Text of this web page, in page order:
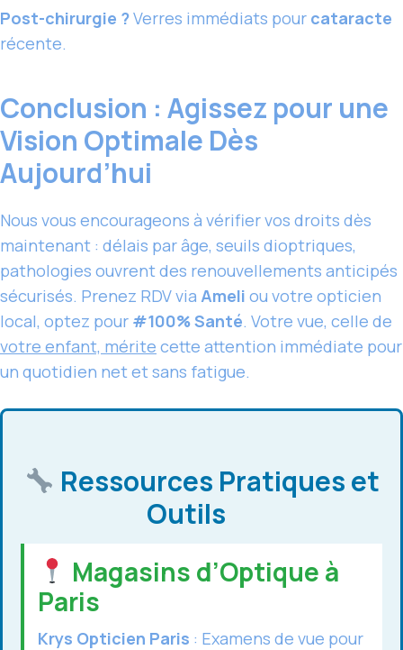
Post-chirurgie ?Verres immédiats pour cataracte
récente.
Conclusion : Agissez pour une
Vision Optimale Dès
Aujourd’hui
Nous vous encourageons à vérifier vos droits dès
maintenant : délais par âge, seuils dioptriques,
pathologies ouvrent des renouvellements anticipés
sécurisés. Prenez RDV via Ameli ou votre opticien
local, optez pour #100% Santé. Votre vue, celle de
votre enfant, mérite cette attention immédiate pour
un quotidien net et sans fatigue.
Ressources Pratiques et
Outils
Magasins d’Optique à
Paris
Krys Opticien Paris : Examens de vue pour